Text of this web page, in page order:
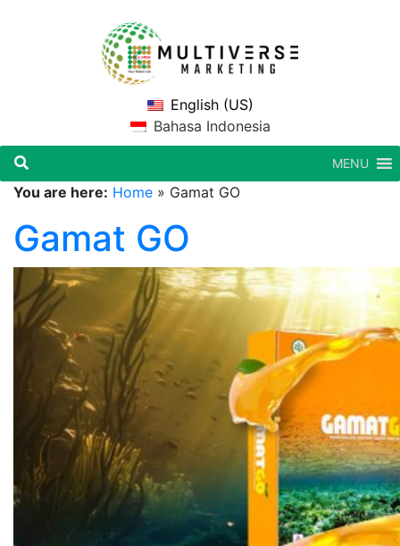
English (US)
Bahasa Indonesia
MENU
You are here: Home » Gamat GO
Gamat GO